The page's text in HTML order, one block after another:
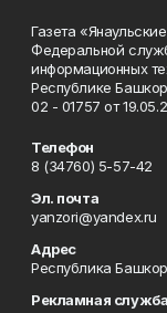
Газета
Федеральной
информационных
Республике
02 - 01757 от
Телефон
8 (34760) 5-57-42
Эл. почта
yanzori@yandex.ru
Адрес
Республика
Рекламная служба